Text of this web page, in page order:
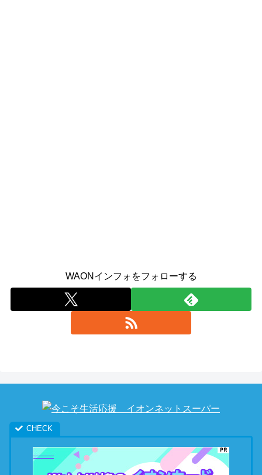
WAONインフォをフォローする